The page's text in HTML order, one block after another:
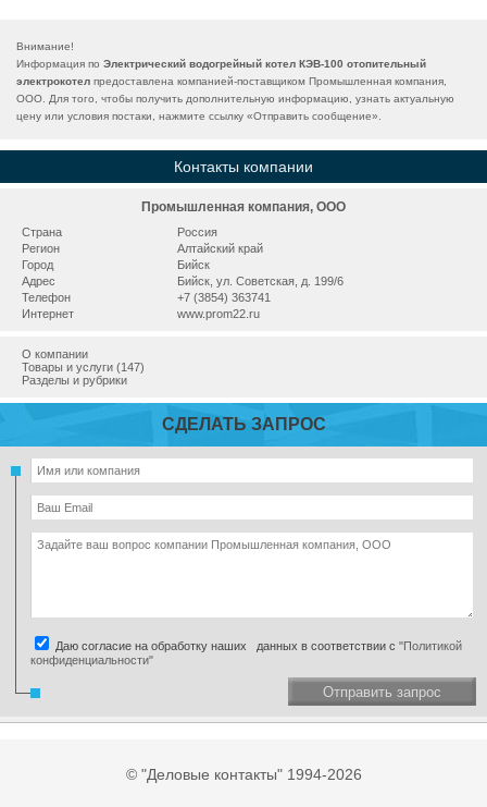
Внимание!
Информация по Электрический водогрейный котел КЭВ-100 отопительный
электрокотел предоставлена компанией-поставщиком Промышленная компания,
ООО. Для того, чтобы получить дополнительную информацию, узнать актуальную
цену или условия постаки, нажмите ссылку «Отправить сообщение».
Контакты компании
Промышленная компания, ООО
Страна
Россия
Регион
Алтайский край
Город
Бийск
Адрес
Бийск, ул. Советская, д. 199/6
Телефон
+7 (3854) 363741
Интернет
www.prom22.ru
О компании
Товары и услуги (147)
Разделы и рубрики
СДЕЛАТЬ ЗАПРОС
Даю согласие на обработку наших данных в соответствии с "Политикой
конфиденциальности"
Отправить запрос
© "Деловые контакты" 1994-2026